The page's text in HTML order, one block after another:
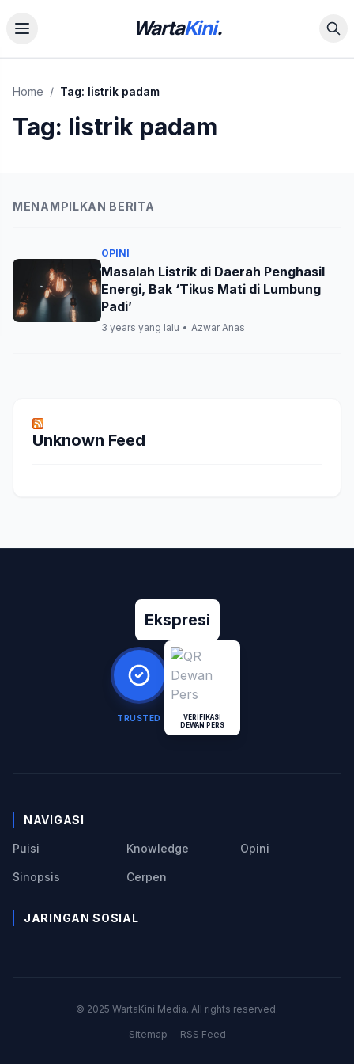
WartaKini.
Home / Tag: listrik padam
Tag: listrik padam
MENAMPILKAN BERITA
OPINI
Masalah Listrik di Daerah Penghasil
Energi, Bak ‘Tikus Mati di Lumbung
Padi’
3 years yang lalu • Azwar Anas
Unknown Feed
Ekspresi
TRUSTED
VERIFIKASI
DEWAN PERS
NAVIGASI
Puisi Knowledge Opini
Sinopsis Cerpen
JARINGAN SOSIAL
© 2025 WartaKini Media. All rights reserved.
Sitemap RSS Feed